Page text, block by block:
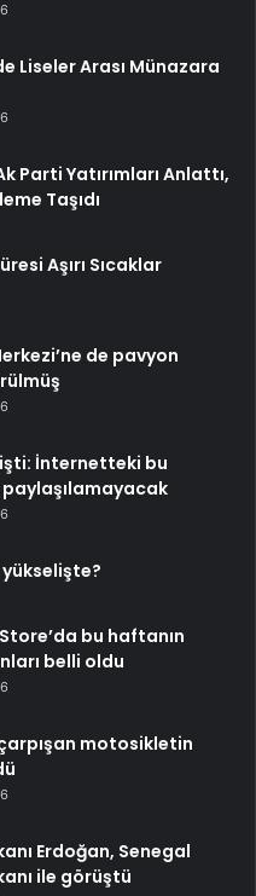
Liseler Arası Münazara
Parti Yatırımları Anlattı,
Taşıdı
Aşırı Sıcaklar
de pavyon
İnternetteki bu
bu haftanın
belli oldu
motosikletin
Erdoğan, Senegal
ile görüştü